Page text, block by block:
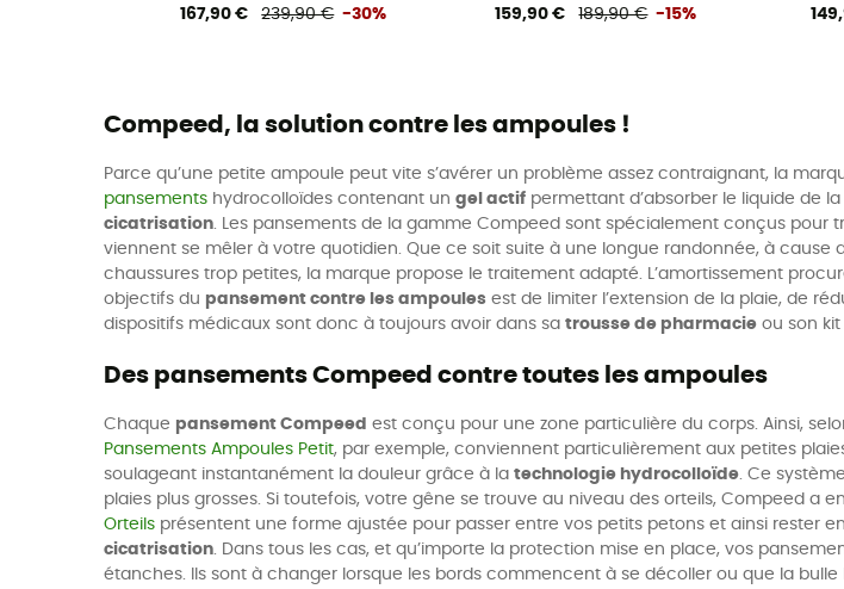
167,90 € 239,90 € -30% 159,90 € 189,90 € -15%
Compeed, la solution contre les ampoules !
Parce qu’une petite ampoule peut vite s’avérer un problème assez contraignant, la
pansements hydrocolloïdes contenant un gel actif permettant d’absorber le liquide de
cicatrisation. Les pansements de la gamme Compeed sont spécialement conçus pour
viennent se mêler à votre quotidien. Que ce soit suite à une longue randonnée, à
chaussures trop petites, la marque propose le traitement adapté. L’amortissement
objectifs du pansement contre les ampoules est de limiter l’extension de la plaie, de
dispositifs médicaux sont donc à toujours avoir dans sa trousse de pharmacie ou son
Des pansements Compeed contre toutes les ampoules
Chaque pansement Compeed est conçu pour une zone particulière du corps. Ainsi,
Pansements Ampoules Petit, par exemple, conviennent particulièrement aux petites
soulageant instantanément la douleur grâce à la technologie hydrocolloïde. Ce
plaies plus grosses. Si toutefois, votre gêne se trouve au niveau des orteils, Compeed a
Orteils présentent une forme ajustée pour passer entre vos petits petons et ainsi rester
cicatrisation. Dans tous les cas, et qu’importe la protection mise en place, vos
étanches. Ils sont à changer lorsque les bords commencent à se décoller ou que la